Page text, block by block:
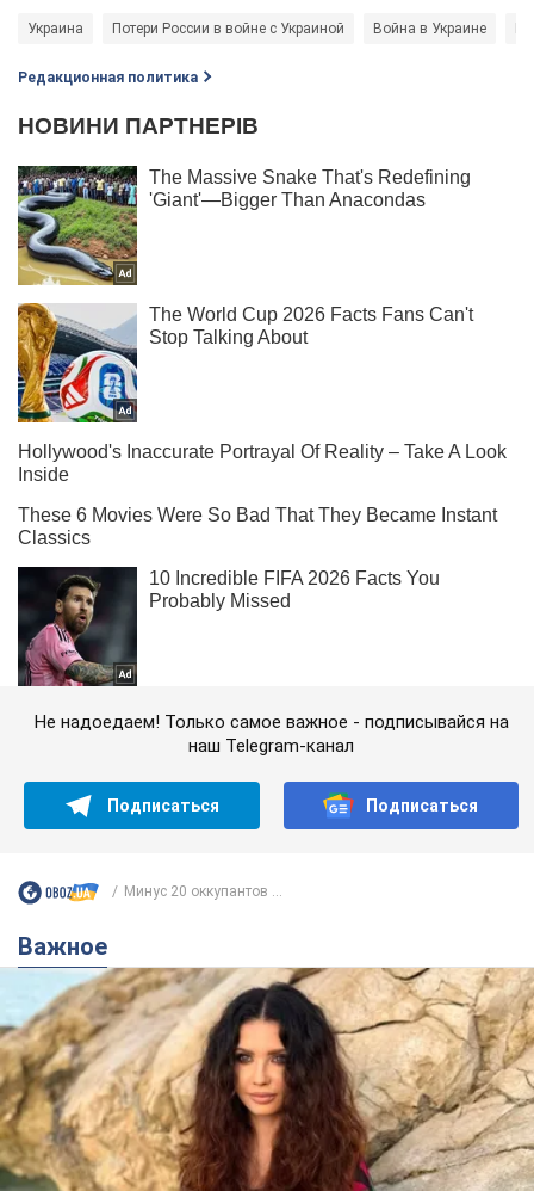
Украина Потери России в войне с Украиной Война в Украине
Редакционная политика
Не надоедаем! Только самое важное - подписывайся на
наш Telegram-канал
Подписаться Подписаться
Минус 20 оккупантов ...
Важное